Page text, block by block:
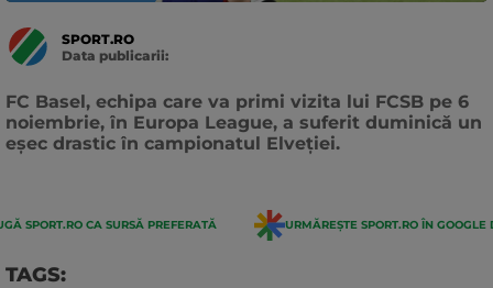
SPORT.RO
Data publicarii:
FC Basel, echipa care va primi vizita lui FCSB pe 6
noiembrie, în Europa League, a suferit duminică un
eșec drastic în campionatul Elveției.
SPORT.RO CA SURSĂ PREFERATĂ URMĂREȘTE SPORT.RO ÎN GOOGLE
TAGS: